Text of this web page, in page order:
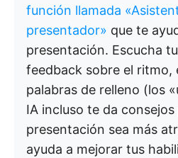
función llamada
presentador» que te
presentación. Escucha
feedback sobre el ritmo,
palabras de relleno (los
IA incluso te da
presentación sea más
ayuda a mejorar tus